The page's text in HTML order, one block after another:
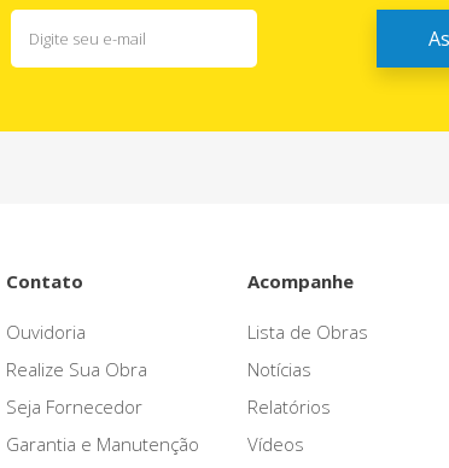
Contato
Ouvidoria
Realize Sua Obra
Seja Fornecedor
Garantia e Manutenção
Acompanhe
Lista de Obras
Notícias
Relatórios
Vídeos